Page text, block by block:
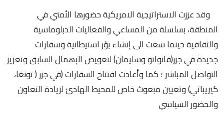
وقد عززت الاستراتيجية الامريكية حضورها الأمني في
المنطقة، بسلسلة من المساعي والفعاليات الدبلوماسية
والثقافية حينما سعت الى إنشاء بؤر استيطانية وسفارات
جديدة في جزر(فانواتو وسليمان) لتعويض الإهمال السابق وتعزيز
التواصل المباشر ؛ كما وأعادت افتتاح السفارات (في جزر ( تونغا،
كيريباتي) وتعيين مبعوث خاص للمحيط الهادئ لزيادة التعاون
والحضور السياسي